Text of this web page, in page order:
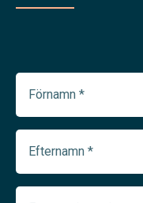
Förnamn
(Required)
Efternamn
(Required)
E-